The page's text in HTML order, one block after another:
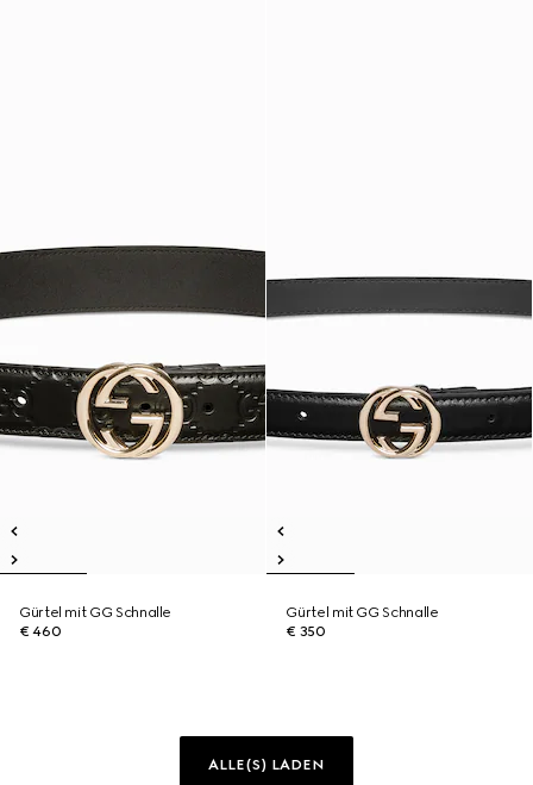
Gürtel mit GG Schnalle
€ 460
Gürtel mit GG Schnalle
€ 350
ALLE(S) LADEN